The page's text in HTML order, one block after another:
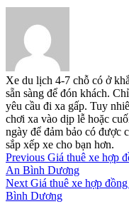
Xe du lịch 4-7 chỗ có ở
sẵn sàng để đón khách.
yêu cầu đi xa gấp. Tuy
chơi xa vào dịp lễ hoặc
ngày để đảm bảo có được
sắp xếp xe cho bạn hơn.
Previous Giá thuê xe hợp
An Bình Dương
Next Giá thuê xe hợp
Bình Dương